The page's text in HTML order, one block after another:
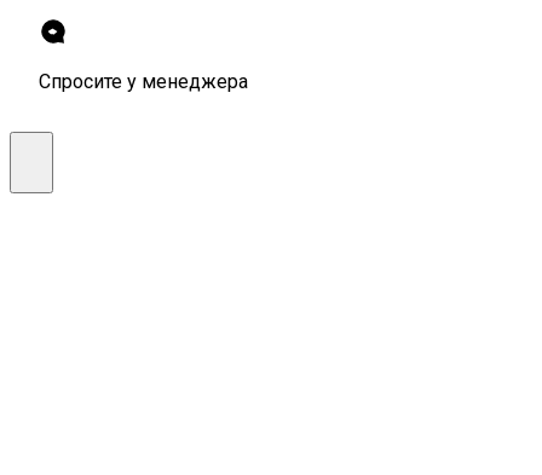
Спросите у менеджера